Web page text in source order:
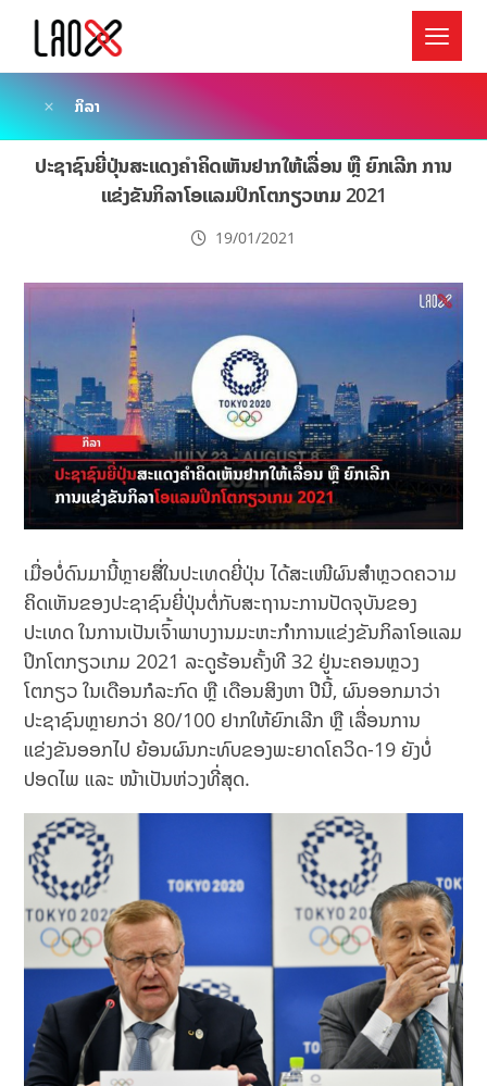
ກິລາ
ປະຊາຊົນຍີ່ປຸ່ນສະແດງຄໍາຄິດເຫັນຢາກໃຫ້ເລື່ອນ ຫຼື ຍົກເລີກ ການ
ແຂ່ງຂັນກິລາໂອແລມປິກໂຕກຽວເກມ 2021
19/01/2021
ເມື່ອບໍ່ດົນມານີ້ຫຼາຍສື່ໃນປະເທດຍີ່ປຸ່ນ ໄດ້ສະເໜີຜົນສໍາຫຼວດຄວາມ
ຄິດເຫັນຂອງປະຊາຊົນຍີ່ປຸ່ນຕໍ່ກັບສະຖານະການປັດຈຸບັນຂອງ
ປະເທດ ໃນການເປັນເຈົ້າພາບງານມະຫະກໍາການແຂ່ງຂັນກິລາໂອແລມ
ປິກໂຕກຽວເກມ 2021 ລະດູຮ້ອນຄັ້ງທີ 32 ຢູ່ນະຄອນຫຼວງ
ໂຕກຽວ ໃນເດືອນກໍລະກົດ ຫຼື ເດືອນສິງຫາ ປີນີ້, ຜົນອອກມາວ່າ
ປະຊາຊົນຫຼາຍກວ່າ 80/100 ຢາກໃຫ້ຍົກເລີກ ຫຼື ເລື່ອນການ
ແຂ່ງຂັນອອກໄປ ຍ້ອນຜົນກະທົບຂອງພະຍາດໂຄວິດ-19 ຍັງບໍ່
ປອດໄພ ແລະ ໜ້າເປັນຫ່ວງທີ່ສຸດ.